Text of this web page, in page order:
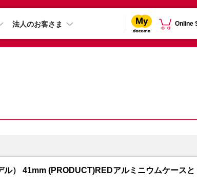
法人のお客さま Online
） 41mm (PRODUCT)REDアルミニウムケースと